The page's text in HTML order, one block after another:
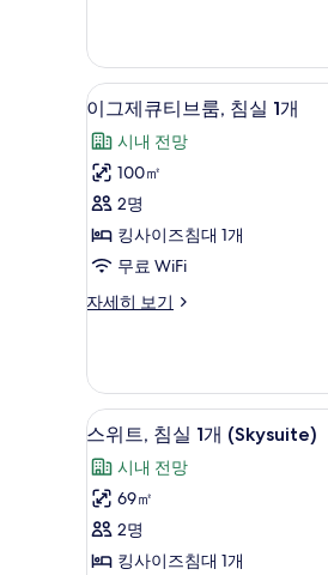
모
두
보
기
튜
디
오
자
세
히
보
기
이
그
제
큐
티
브
침
1
개
사
진
모
두
보
6
이그제큐티브룸, 침실 1개
시내 전망
100㎡
2명
킹사이즈침대 1개
무료 WiFi
자세히 보기
이
티
브
룸,
실
개
자
세
스
위
트,
침
실
6
스위트, 침실 1개 (Skysuite)
시내 전망
69㎡
2명
킹사이즈침대 1개